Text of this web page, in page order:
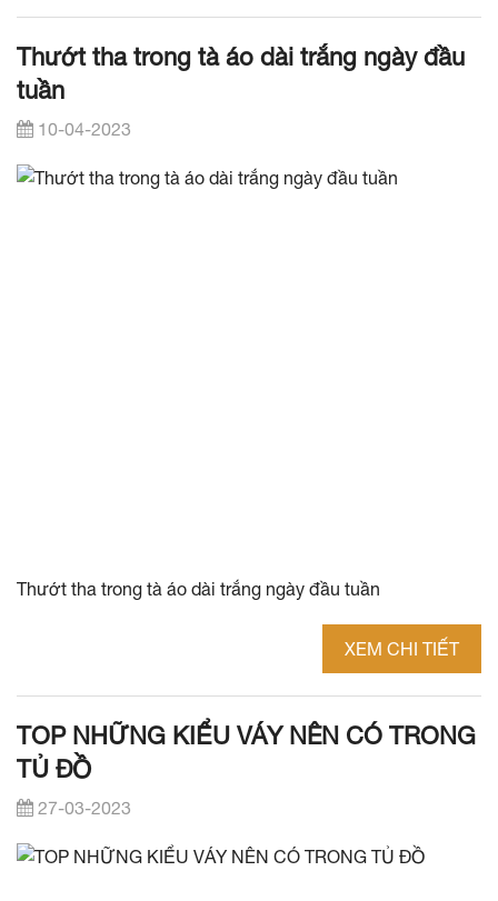
Thướt tha trong tà áo dài trắng ngày đầu
tuần
10-04-2023
Thướt tha trong tà áo dài trắng ngày đầu tuần
XEM CHI TIẾT
TOP NHỮNG KIỂU VÁY NÊN CÓ TRONG
TỦ ĐỒ
27-03-2023